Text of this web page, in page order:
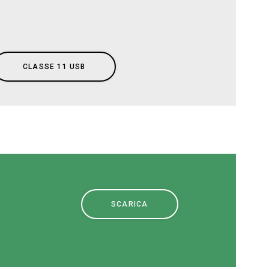
CLASSE 11 USB
SCARICA